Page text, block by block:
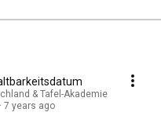
& Tafel-Akademie
7 years ago